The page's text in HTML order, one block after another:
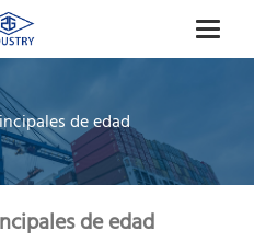
de edad
de edad